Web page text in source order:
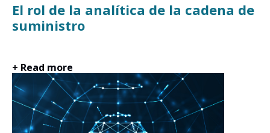
El rol de la analítica de la cadena de
suministro
+ Read more